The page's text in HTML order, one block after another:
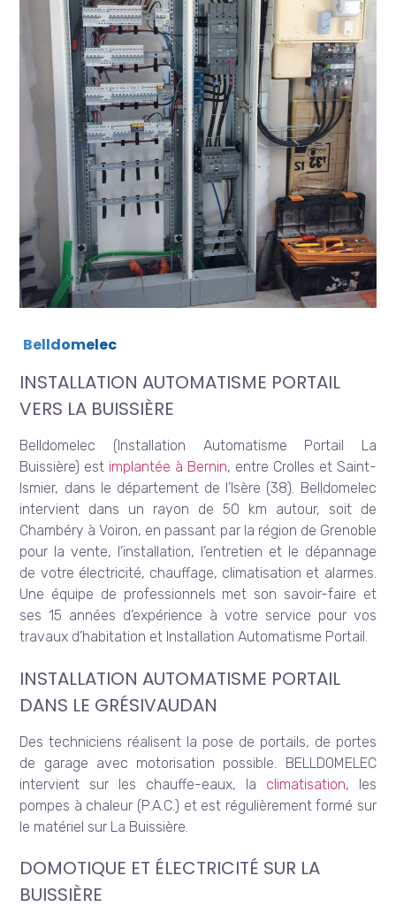
Belldomelec
INSTALLATION AUTOMATISME PORTAIL
VERS LA BUISSIÈRE
Belldomelec (Installation Automatisme Portail La
Buissière) est implantée à Bernin, entre Crolles et Saint-
Ismier, dans le département de l’Isère (38). Belldomelec
intervient dans un rayon de 50 km autour, soit de
Chambéry à Voiron, en passant par la région de Grenoble
pour la vente, l’installation, l’entretien et le dépannage
de votre électricité, chauffage, climatisation et alarmes.
Une équipe de professionnels met son savoir-faire et
ses 15 années d’expérience à votre service pour vos
travaux d’habitation et Installation Automatisme Portail.
INSTALLATION AUTOMATISME PORTAIL
DANS LE GRÉSIVAUDAN
Des techniciens réalisent la pose de portails, de portes
de garage avec motorisation possible. BELLDOMELEC
intervient sur les chauffe-eaux, la climatisation, les
pompes à chaleur (P.A.C.) et est régulièrement formé sur
le matériel sur La Buissière.
DOMOTIQUE ET ÉLECTRICITÉ SUR LA
BUISSIÈRE